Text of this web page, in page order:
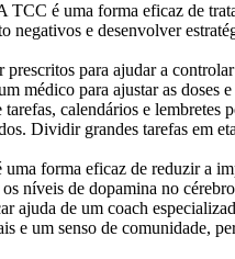
é uma forma eficaz de
negativos e desenvolver
prescritos para ajudar a
médico para ajustar as doses
calendários e lembretes
Dividir grandes tarefas em
forma eficaz de reduzir a
níveis de dopamina no
ajuda de um coach
e um senso de comunidade,